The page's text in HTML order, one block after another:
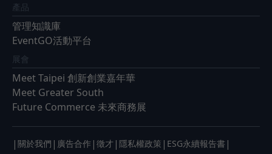
產品
管理知識庫
EventGO活動平台
展會
Meet Taipei 創新創業嘉年華
Meet Greater South
Future Commerce 未來商務展
| 關於我們 | 廣告合作 | 徵才 | 隱私權政策 | ESG永續報告書 |